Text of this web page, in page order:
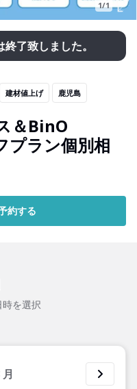
1/1
了致しました。
建材値上げ 鹿児島
＆BinO
ラン個別相
約する
を選択
月